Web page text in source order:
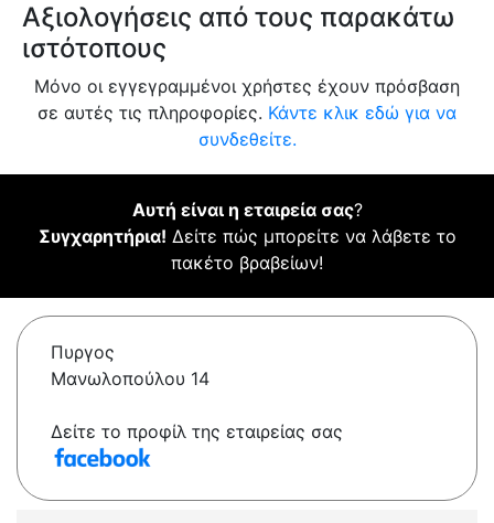
Αξιολογήσεις από τους παρακάτω
ιστότοπους
Μόνο οι εγγεγραμμένοι χρήστες έχουν πρόσβαση
σε αυτές τις πληροφορίες. Κάντε κλικ εδώ για να
συνδεθείτε.
Αυτή είναι η εταιρεία σας?
Συγχαρητήρια! Δείτε πώς μπορείτε να λάβετε το
πακέτο βραβείων!
Πυργος
Μανωλοπούλου 14
Δείτε το προφίλ της εταιρείας σας